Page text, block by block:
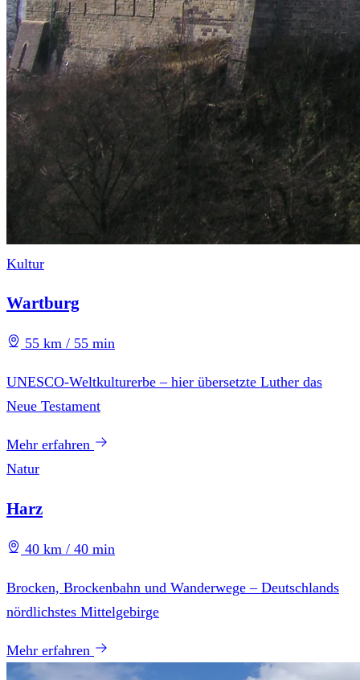
Kultur
Wartburg
55 km / 55 min
UNESCO-Weltkulturerbe – hier übersetzte Luther das
Neue Testament
Mehr erfahren
Natur
Harz
40 km / 40 min
Brocken, Brockenbahn und Wanderwege – Deutschlands
nördlichstes Mittelgebirge
Mehr erfahren